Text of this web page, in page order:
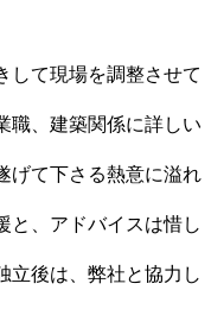
して現場を調整させて
職、建築関係に詳しい
げて下さる熱意に溢れ
と、アドバイスは惜し
立後は、弊社と協力し